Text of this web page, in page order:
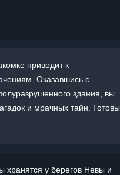
приводит к
Оказавшись с
здания, вы
и мрачных тайн. Готовы
хранятся у берегов Невы и